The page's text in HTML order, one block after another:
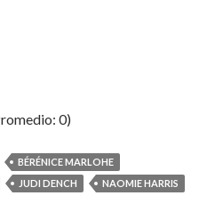
0)
BÉRÉNICE MARLOHE
JUDI DENCH
NAOMIE HARRIS